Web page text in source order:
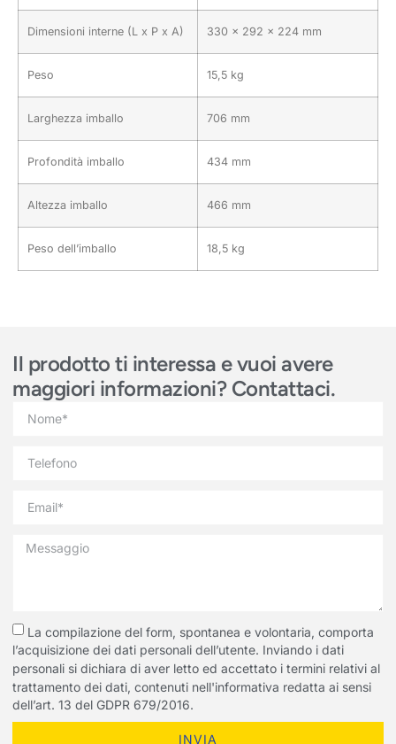
Dimensioni interne (L x P x A) 330 x 292 x 224 mm
Peso 15,5 kg
Larghezza imballo 706 mm
Profondità imballo 434 mm
Altezza imballo 466 mm
Peso dell’imballo 18,5 kg
Il prodotto ti interessa e vuoi avere
maggiori informazioni? Contattaci.
La compilazione del form, spontanea e volontaria, comporta
l’acquisizione dei dati personali dell’utente. Inviando i dati
personali si dichiara di aver letto ed accettato i termini relativi al
trattamento dei dati, contenuti nell'informativa redatta ai sensi
dell’art. 13 del GDPR 679/2016.
INVIA